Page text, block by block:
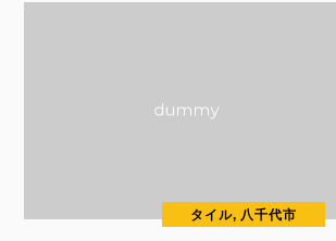
タイル, 八千代市